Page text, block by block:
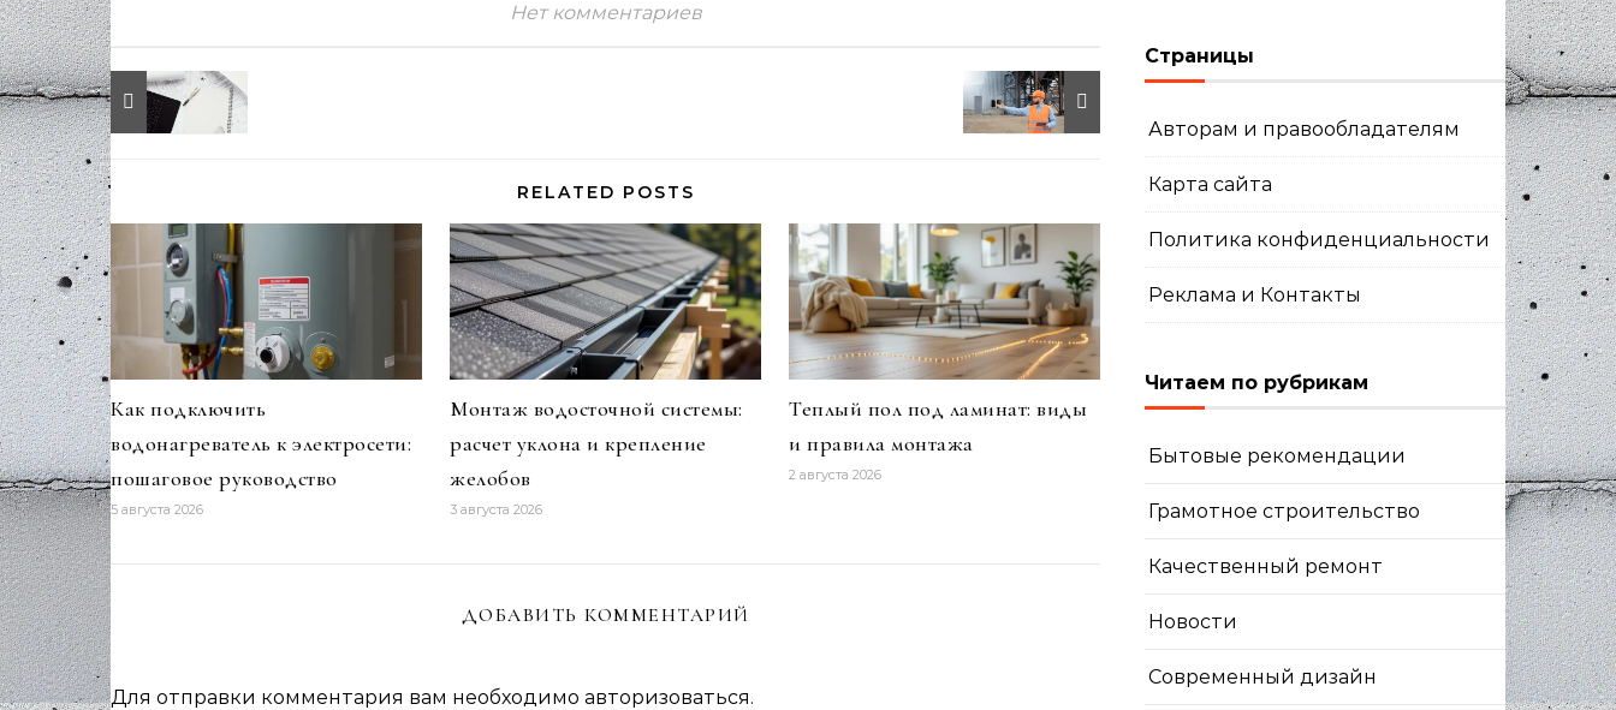
Нет комментариев
RELATED POSTS
Как подключить
водонагреватель к электросети:
пошаговое руководство
5 августа 2026
Монтаж водосточной системы:
расчет уклона и крепление
желобов
3 августа 2026
Теплый пол под ламинат: виды
и правила монтажа
2 августа 2026
ДОБАВИТЬ КОММЕНТАРИЙ
Для отправки комментария вам необходимо авторизоваться.
Страницы
Авторам и правообладателям
Карта сайта
Политика конфиденциальности
Реклама и Контакты
Читаем по рубрикам
Бытовые рекомендации
Грамотное строительство
Качественный ремонт
Новости
Современный дизайн